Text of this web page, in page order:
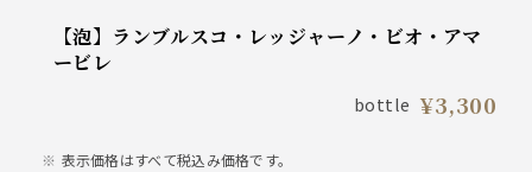
【泡】ランブルスコ・レッジャーノ・ビオ・アマ
ービレ
bottle ¥3,300
表示価格はすべて税込み価格です。